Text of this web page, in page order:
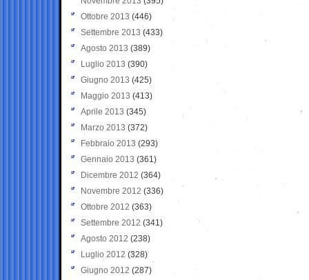
Ottobre 2013 (446)
Settembre 2013 (433)
Agosto 2013 (389)
Luglio 2013 (390)
Giugno 2013 (425)
Maggio 2013 (413)
Aprile 2013 (345)
Marzo 2013 (372)
Febbraio 2013 (293)
Gennaio 2013 (361)
Dicembre 2012 (364)
Novembre 2012 (336)
Ottobre 2012 (363)
Settembre 2012 (341)
Agosto 2012 (238)
Luglio 2012 (328)
Giugno 2012 (287)